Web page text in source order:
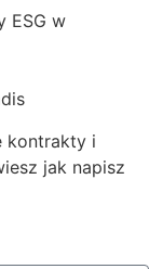
ESG w
kontrakty i
jak napisz